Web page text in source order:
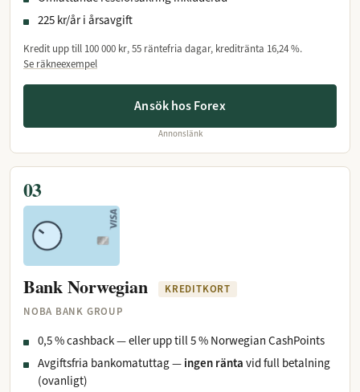
225 kr/år i årsavgift
Kredit upp till 100 000 kr, 55 räntefria dagar, kreditränta 16,24 %.
Se räkneexempel
Ansök hos Forex
Annonslänk
03
Bank Norwegian
KREDITKORT
NOBA BANK GROUP
0,5 % cashback — eller upp till 5 % Norwegian CashPoints
Avgiftsfria bankomatuttag — ingen ränta vid full betalning
(ovanligt)